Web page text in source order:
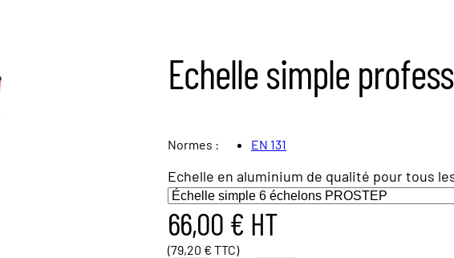
Echelle simple
Normes : EN 131
Echelle en aluminium de qualité pour tous
66,00 € HT
(79,20 € TTC)